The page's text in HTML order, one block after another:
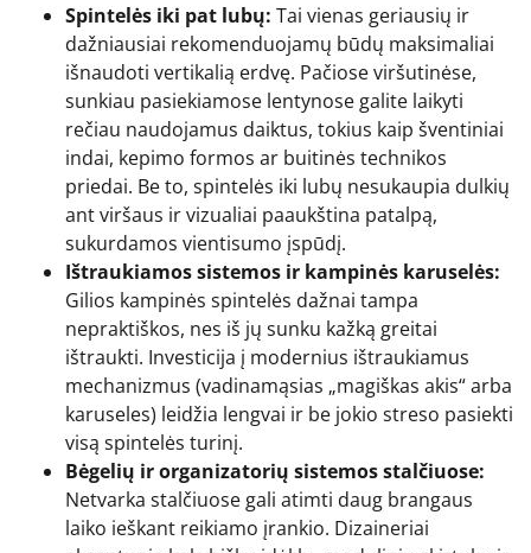
Spintelės iki pat lubų: Tai vienas geriausių ir
dažniausiai rekomenduojamų būdų maksimaliai
išnaudoti vertikalią erdvę. Pačiose viršutinėse,
sunkiau pasiekiamose lentynose galite laikyti
rečiau naudojamus daiktus, tokius kaip šventiniai
indai, kepimo formos ar buitinės technikos
priedai. Be to, spintelės iki lubų nesukaupia dulkių
ant viršaus ir vizualiai paaukština patalpą,
sukurdamos vientisumo įspūdį.
Ištraukiamos sistemos ir kampinės karuselės:
Gilios kampinės spintelės dažnai tampa
nepraktiškos, nes iš jų sunku kažką greitai
ištraukti. Investicija į modernius ištraukiamus
mechanizmus (vadinamąsias „magiškas akis“ arba
karuseles) leidžia lengvai ir be jokio streso pasiekti
visą spintelės turinį.
Bėgelių ir organizatorių sistemos stalčiuose:
Netvarka stalčiuose gali atimti daug brangaus
laiko ieškant reikiamo įrankio. Dizaineriai